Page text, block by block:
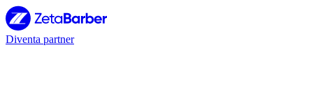
Diventa partner